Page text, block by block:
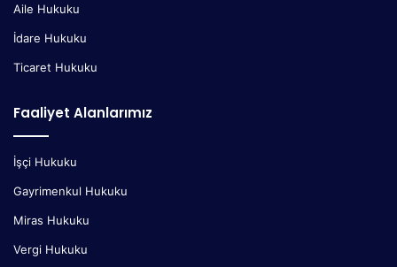
Aile Hukuku
İdare Hukuku
Ticaret Hukuku
Faaliyet Alanlarımız
İşçi Hukuku
Gayrimenkul Hukuku
Miras Hukuku
Vergi Hukuku